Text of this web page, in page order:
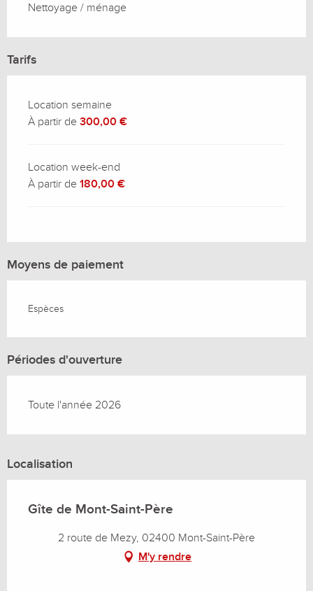
Nettoyage / ménage
Tarifs
Location semaine
À partir de 300,00 €
Location week-end
À partir de 180,00 €
Moyens de paiement
Espèces
Périodes d'ouverture
Toute l'année 2026
Localisation
Gîte de Mont-Saint-Père
2 route de Mezy, 02400 Mont-Saint-Père
M'y rendre